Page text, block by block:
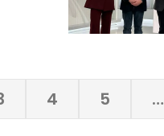
Pàgina
4 Pàgina
5 …